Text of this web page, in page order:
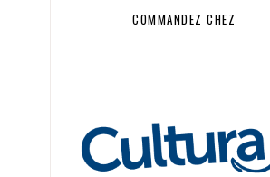
COMMANDEZ CHEZ